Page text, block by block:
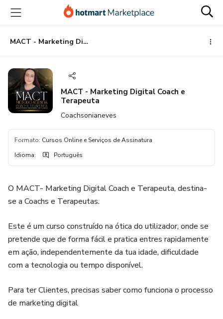
para
conteúdo
principal
para
pagamento
para
rodapé
MACT - Marketing Digital Coach e Terapeuta
MACT - Marketing Digital Coach e
Terapeuta
Coachsonianeves
Formato: Cursos Online e Serviços de Assinatura
Idioma: Português
O MACT- Marketing Digital Coach e Terapeuta, destina-
se a Coachs e Terapeutas.
Este é um curso construído na ótica do utilizador, onde se
pretende que de forma fácil e pratica entres rapidamente
em ação, independentemente da tua idade, dificuldade
com a tecnologia ou tempo disponível.
Para ter Clientes, precisas saber como funciona o processo
de marketing digital